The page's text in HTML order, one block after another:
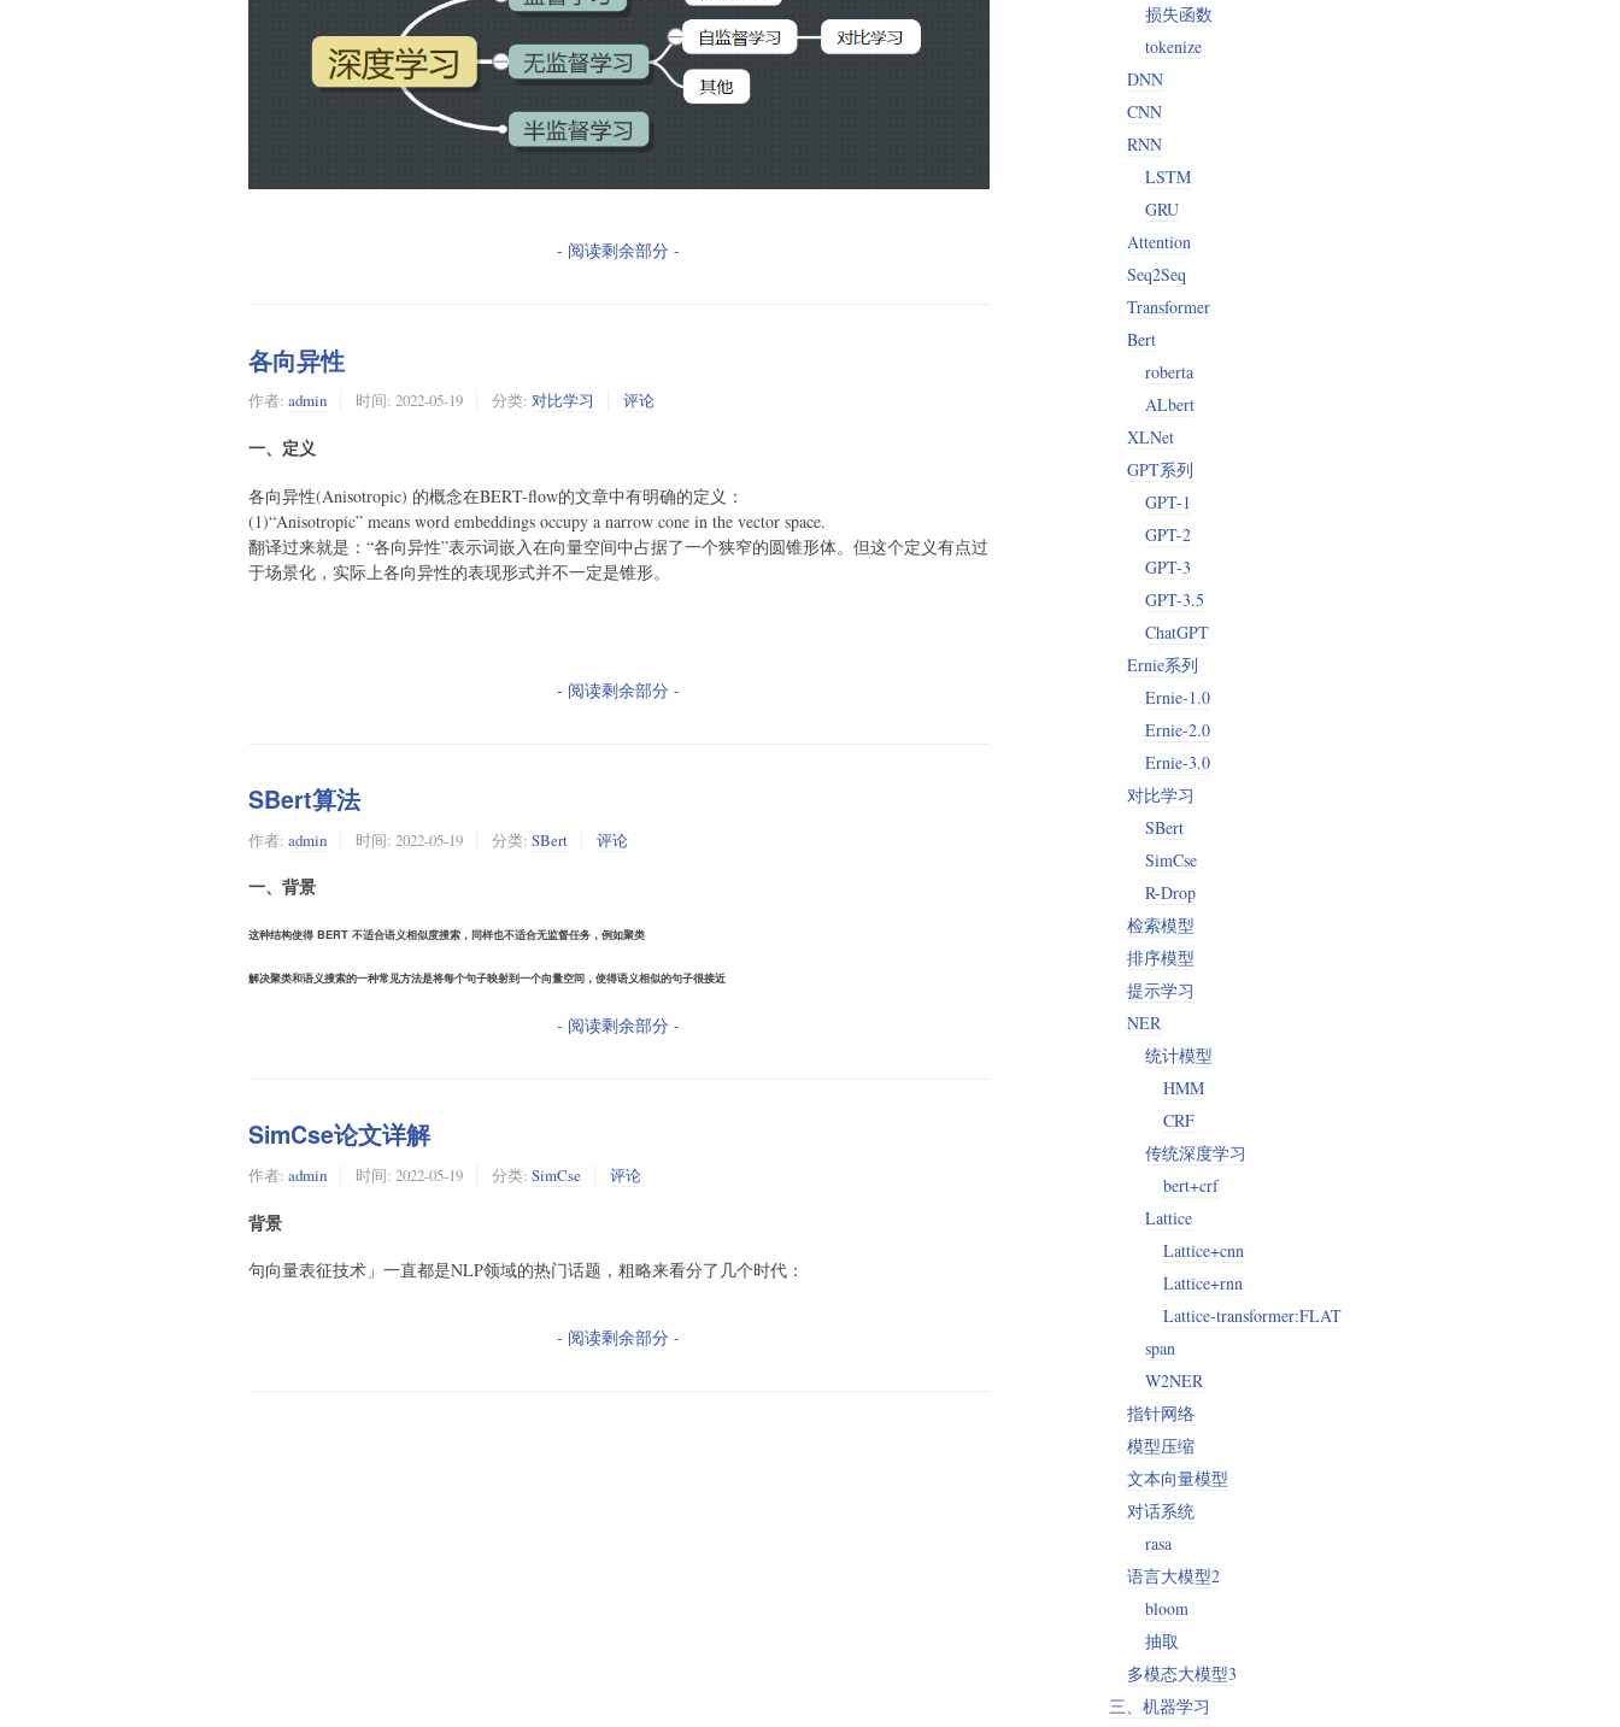
- 阅读剩余部分 -
各向异性
作者: admin 时间: 2022-05-19 分类: 对比学习 评论
一、定义
各向异性(Anisotropic) 的概念在BERT-flow的文章中有明确的定义：
(1)“Anisotropic” means word embeddings occupy a narrow cone in the vector space.
翻译过来就是：“各向异性”表示词嵌入在向量空间中占据了一个狭窄的圆锥形体。但这个定义有点过
于场景化，实际上各向异性的表现形式并不一定是锥形。
- 阅读剩余部分 -
SBert算法
作者: admin 时间: 2022-05-19 分类: SBert 评论
一、背景
这种结构使得 BERT 不适合语义相似度搜索，同样也不适合无监督任务，例如聚类
解决聚类和语义搜索的一种常见方法是将每个句子映射到一个向量空间，使得语义相似的句子很接近
- 阅读剩余部分 -
SimCse论文详解
作者: admin 时间: 2022-05-19 分类: SimCse 评论
背景
句向量表征技术」一直都是NLP领域的热门话题，粗略来看分了几个时代：
- 阅读剩余部分 -
损失函数
tokenize
DNN
CNN
RNN
LSTM
GRU
Attention
Seq2Seq
Transformer
Bert
roberta
ALbert
XLNet
GPT系列
GPT-1
GPT-2
GPT-3
GPT-3.5
ChatGPT
Ernie系列
Ernie-1.0
Ernie-2.0
Ernie-3.0
对比学习
SBert
SimCse
R-Drop
检索模型
排序模型
提示学习
NER
统计模型
HMM
CRF
传统深度学习
bert+crf
Lattice
Lattice+cnn
Lattice+rnn
Lattice-transformer:FLAT
span
W2NER
指针网络
模型压缩
文本向量模型
对话系统
rasa
语言大模型2
bloom
抽取
多模态大模型3
三、机器学习